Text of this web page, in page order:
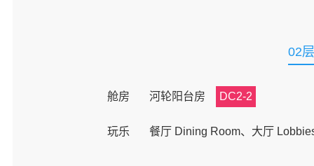
02层
舱房 河轮阳台房 DC2-2
玩乐 餐厅 Dining Room、大厅